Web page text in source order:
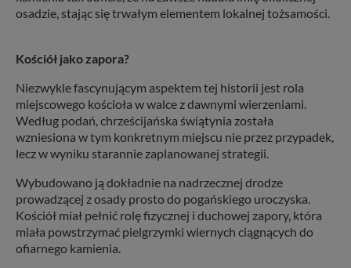
osadzie, stając się trwałym elementem lokalnej tożsamości.
Kościół jako zapora?
Niezwykle fascynującym aspektem tej historii jest rola
miejscowego kościoła w walce z dawnymi wierzeniami.
Według podań, chrześcijańska świątynia została
wzniesiona w tym konkretnym miejscu nie przez przypadek,
lecz w wyniku starannie zaplanowanej strategii.
Wybudowano ją dokładnie na nadrzecznej drodze
prowadzącej z osady prosto do pogańskiego uroczyska.
Kościół miał pełnić rolę fizycznej i duchowej zapory, która
miała powstrzymać pielgrzymki wiernych ciągnących do
ofiarnego kamienia.